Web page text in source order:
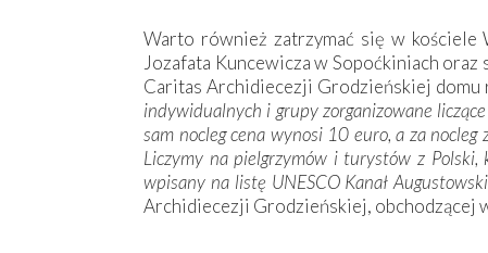
Warto również zatrzymać się w
Jozafata Kuncewicza w Sopoćkiniach
Caritas Archidiecezji Grodzieńskiej domu
indywidualnych i grupy zorganizowane
sam nocleg cena wynosi 10 euro, a za
Liczymy na pielgrzymów i turystów z
wpisany na listę UNESCO Kanał Augustowski
Archidiecezji Grodzieńskiej, obchodzącej